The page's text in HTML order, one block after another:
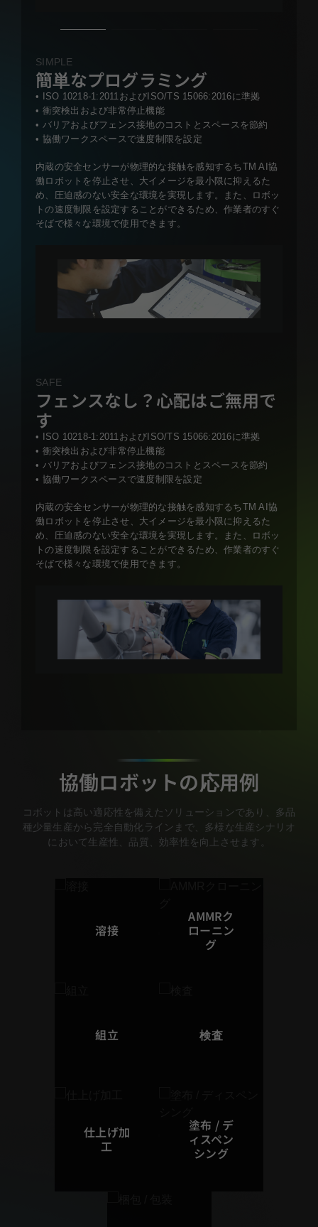
SIMPLE
簡単なプログラミング
• ISO 10218-1:2011およびISO/TS 15066:2016に準拠
• 衝突検出および非常停止機能
• バリアおよびフェンス接地のコストとスペースを節約
• 協働ワークスペースで速度制限を設定
内蔵の安全センサーが物理的な接触を感知するちTM AI協
働ロボットを停止させ、大イメージを最小限に抑えるた
め、圧迫感のない安全な環境を実現します。また、ロボッ
トの速度制限を設定することができるため、作業者のすぐ
そばで様々な環境で使用できます。
SAFE
フェンスなし？心配はご無用で
す
• ISO 10218-1:2011およびISO/TS 15066:2016に準拠
• 衝突検出および非常停止機能
• バリアおよびフェンス接地のコストとスペースを節約
• 協働ワークスペースで速度制限を設定
内蔵の安全センサーが物理的な接触を感知するちTM AI協
働ロボットを停止させ、大イメージを最小限に抑えるた
め、圧迫感のない安全な環境を実現します。また、ロボッ
トの速度制限を設定することができるため、作業者のすぐ
そばで様々な環境で使用できます。
協働ロボットの応用例
コボットは高い適応性を備えたソリューションであり、多品
種少量生産から完全自動化ラインまで、多様な生産シナリオ
において生産性、品質、効率性を向上させます。
溶接
AMMRク
ローニン
グ
組立 検査
仕上げ加
工
塗布 / デ
ィスペン
シング